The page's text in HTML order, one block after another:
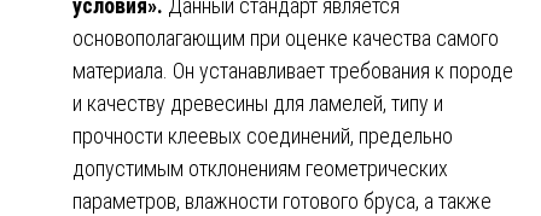
условия». Данный стандарт является
основополагающим при оценке качества самого
материала. Он устанавливает требования к породе
и качеству древесины для ламелей, типу и
прочности клеевых соединений, предельно
допустимым отклонениям геометрических
параметров, влажности готового бруса, а также